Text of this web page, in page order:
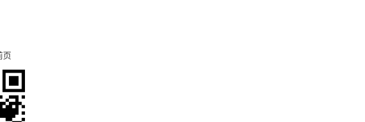
页